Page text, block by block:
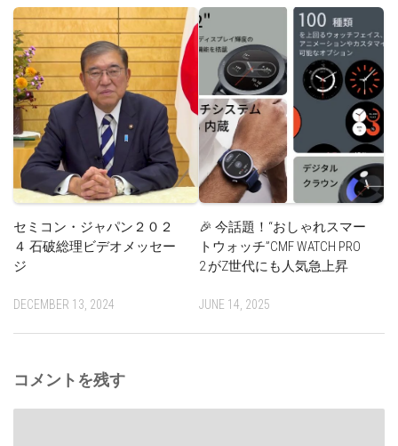
セミコン・ジャパン２０２
４ 石破総理ビデオメッセー
ジ
DECEMBER 13, 2024
🎉 今話題！“おしゃれスマー
トウォッチ”CMF WATCH PRO
2 がZ世代にも人気急上昇
JUNE 14, 2025
コメントを残す